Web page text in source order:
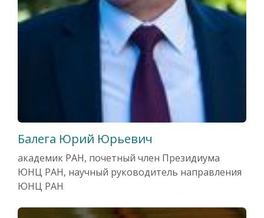
Балега Юрий Юрьевич
академик РАН, почетный член Президиума
ЮНЦ РАН, научный руководитель направления
ЮНЦ РАН